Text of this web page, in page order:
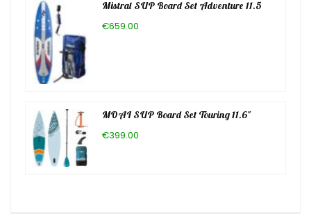
Mistral SUP Board Set Adventure 11.5
€659.00
MOAI SUP Board Set Touring 11.6″
€399.00